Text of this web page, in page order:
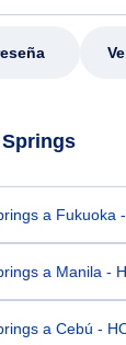
a Fukuoka
a Manila -
a Cebú -